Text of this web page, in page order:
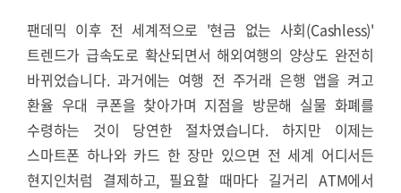
팬데믹 이후 전 세계적으로 '현금 없는 사회(Cashless)'
트렌드가 급속도로 확산되면서 해외여행의 양상도 완전히
바뀌었습니다. 과거에는 여행 전 주거래 은행 앱을 켜고
환율 우대 쿠폰을 찾아가며 지점을 방문해 실물 화폐를
수령하는 것이 당연한 절차였습니다. 하지만 이제는
스마트폰 하나와 카드 한 장만 있으면 전 세계 어디서든
현지인처럼 결제하고, 필요할 때마다 길거리 ATM에서